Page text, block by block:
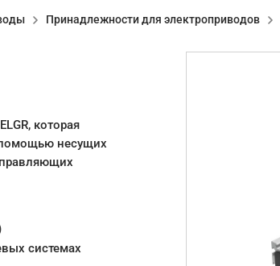
Принадлежности для электроприводов
которая
несущих
системах